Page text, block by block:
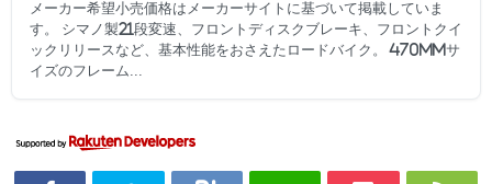
メーカー希望小売価格はメーカーサイトに基づいて掲載していま
す。 シマノ製21段変速、フロントディスクブレーキ、フロントクイ
ックリリースなど、基本性能をおさえたロードバイク。 470mmサ
イズのフレーム...